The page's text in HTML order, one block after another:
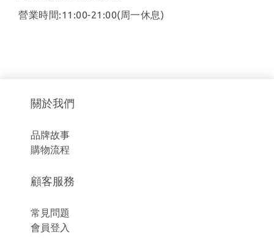
營業時間:11:00-21:00(周一休息)
關於我們
品牌故事
購物流程
顧客服務
常見問題
會員登入